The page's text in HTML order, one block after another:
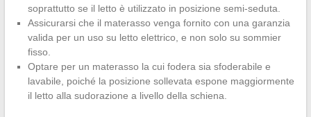
soprattutto se il letto è utilizzato in posizione semi-seduta.
Assicurarsi che il materasso venga fornito con una garanzia
valida per un uso su letto elettrico, e non solo su sommier
fisso.
Optare per un materasso la cui fodera sia sfoderabile e
lavabile, poiché la posizione sollevata espone maggiormente
il letto alla sudorazione a livello della schiena.